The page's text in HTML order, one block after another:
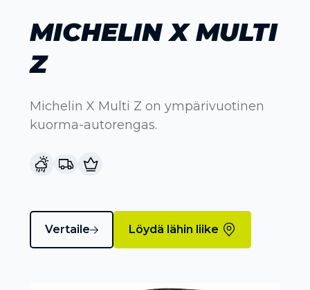
MICHELIN X MULTI
Z
Michelin X Multi Z on ympärivuotinen
kuorma-autorengas.
Vertaile Löydä lähin liike